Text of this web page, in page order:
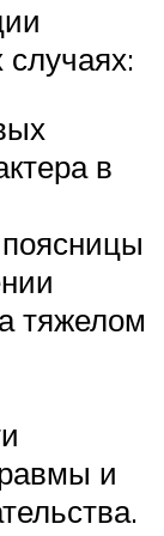
в
тяжелом
и